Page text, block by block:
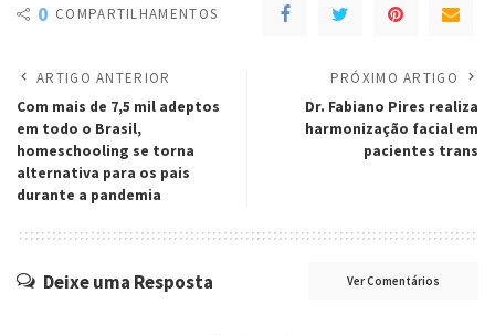
0 COMPARTILHAMENTOS
ARTIGO ANTERIOR
Com mais de 7,5 mil adeptos
em todo o Brasil,
homeschooling se torna
alternativa para os pais
durante a pandemia
PRÓXIMO ARTIGO
Dr. Fabiano Pires realiza
harmonização facial em
pacientes trans
Deixe uma Resposta Ver Comentários